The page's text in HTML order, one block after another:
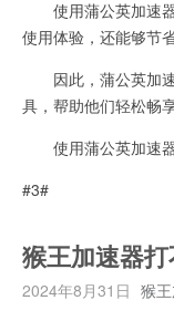
使用蒲公英加速器
使用体验，还能够节
因此，蒲公英加速
具，帮助他们轻松畅
使用蒲公英加速器
#3#
猴王加速器打
2024年8月31日 猴